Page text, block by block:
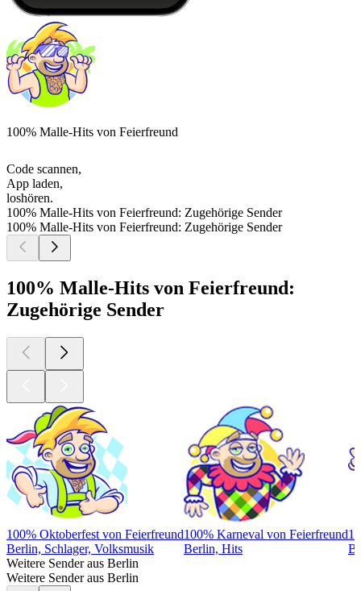
100% Malle-Hits von Feierfreund
Code scannen,
App laden,
loshören.
100% Malle-Hits von Feierfreund: Zugehörige Sender
100% Malle-Hits von Feierfreund: Zugehörige Sender
100% Malle-Hits von Feierfreund:
Zugehörige Sender
100% Oktoberfest von Feierfreund
Berlin, Schlager, Volksmusik
100% Karneval von Feierfreund
Berlin, Hits
Weitere Sender aus Berlin
Weitere Sender aus Berlin